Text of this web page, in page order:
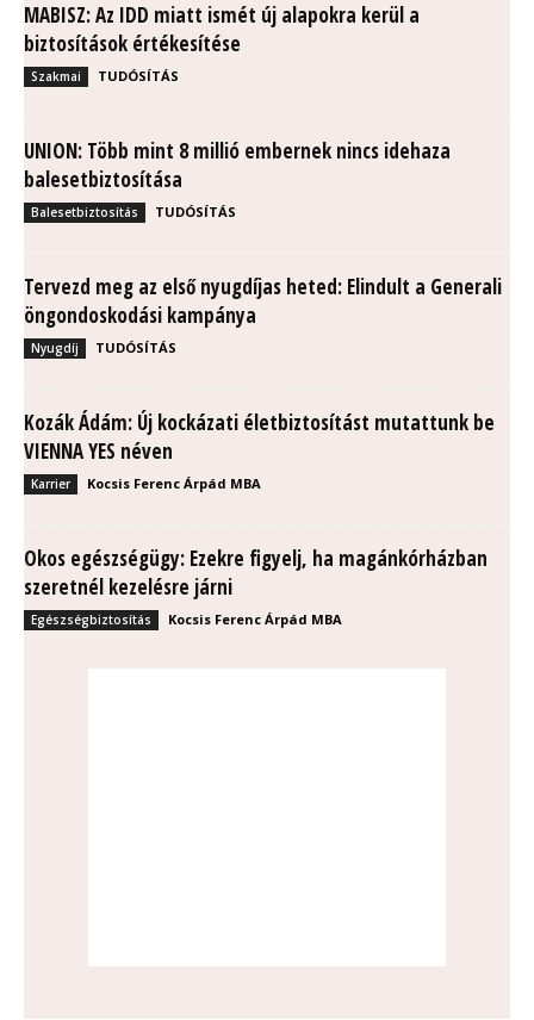
MABISZ: Az IDD miatt ismét új alapokra kerül a
biztosítások értékesítése
Szakmai TUDÓSÍTÁS
UNION: Több mint 8 millió embernek nincs idehaza
balesetbiztosítása
Balesetbiztosítás TUDÓSÍTÁS
Tervezd meg az első nyugdíjas heted: Elindult a Generali
öngondoskodási kampánya
Nyugdíj TUDÓSÍTÁS
Kozák Ádám: Új kockázati életbiztosítást mutattunk be
VIENNA YES néven
Karrier Kocsis Ferenc Árpád MBA
Okos egészségügy: Ezekre figyelj, ha magánkórházban
szeretnél kezelésre járni
Egészségbiztosítás Kocsis Ferenc Árpád MBA